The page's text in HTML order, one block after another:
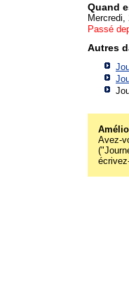
Quand
Passé
Autres
Avez-